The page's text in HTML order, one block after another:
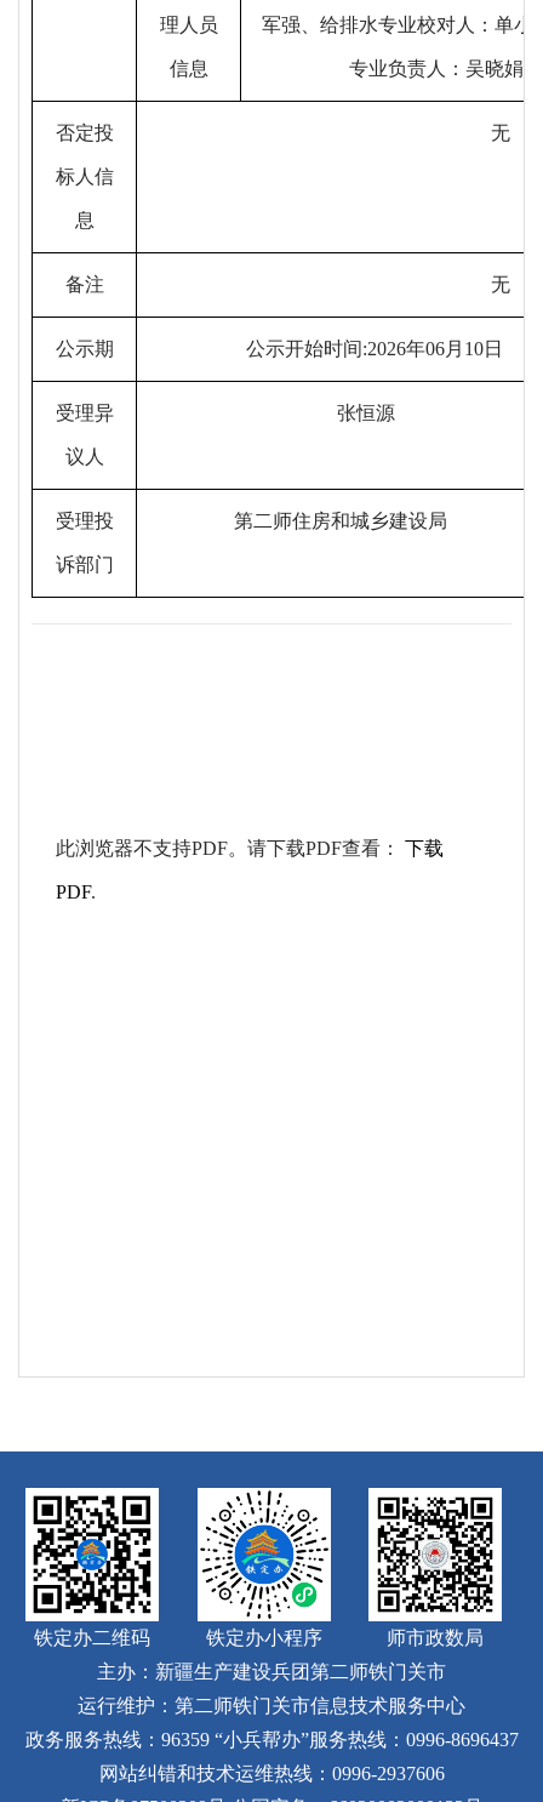
理人员
信息
军强、给排水专业校对人：单小
专业负责人：吴晓娟
否定投
标人信
息
无
备注 无
公示期 公示开始时间:2026年06月 10日
受理异
议人
张恒源
受理投
诉部门
第二师住房和城乡建设局
此浏览器不支持PDF。请下载PDF查看： 下载
PDF.
铁定办二维码 铁定办小程序
师市政数局
主办：新疆生产建设兵团第二师铁门关市
运行维护：第二师铁门关市信息技术服务中心
政务服务热线：96359 “小兵帮办”服务热线：0996-8696437
网站纠错和技术运维热线：0996-2937606